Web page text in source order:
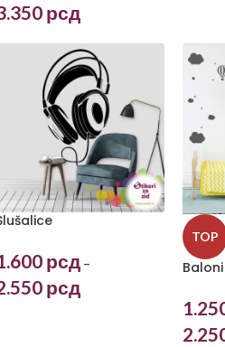
рсд
рсд –
рсд
TOP